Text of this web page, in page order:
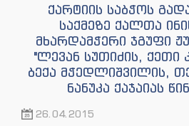
ქარტიის საბჭოს
საქმეზე ქალთა
მხარდამჭერი ჯგუფი
"ლევან სუთიძის, ქეთი
ბექა მჭედლიშვილის,
ნანუკა ქაჯაიას
26.04.2015